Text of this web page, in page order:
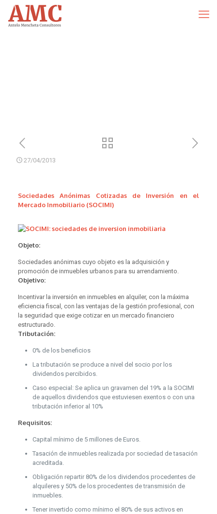
27/04/2013
Sociedades Anónimas Cotizadas de Inversión en el
Mercado Inmobiliario (SOCIMI)
Objeto:
Sociedades anónimas cuyo objeto es la adquisición y
promoción de inmuebles urbanos para su arrendamiento.
Objetivo:
Incentivar la inversión en inmuebles en alquiler, con la máxima
eficiencia fiscal, con las ventajas de la gestión profesional, con
la seguridad que exige cotizar en un mercado financiero
estructurado.
Tributación:
0% de los beneficios
La tributación se produce a nivel del socio por los
dividendos percibidos.
Caso especial: Se aplica un gravamen del 19% a la SOCIMI
de aquellos dividendos que estuviesen exentos o con una
tributación inferior al 10%
Requisitos:
Capital mínimo de 5 millones de Euros.
Tasación de inmuebles realizada por sociedad de tasación
acreditada.
Obligación repartir 80% de los dividendos procedentes de
alquileres y 50% de los procedentes de transmisión de
inmuebles.
Tener invertido como mínimo el 80% de sus activos en